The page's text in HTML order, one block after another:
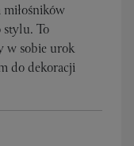
stylu. To
w sobie urok
do dekoracji